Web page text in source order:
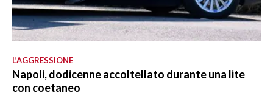
L’AGGRESSIONE
Napoli, dodicenne accoltellato durante una lite
con coetaneo